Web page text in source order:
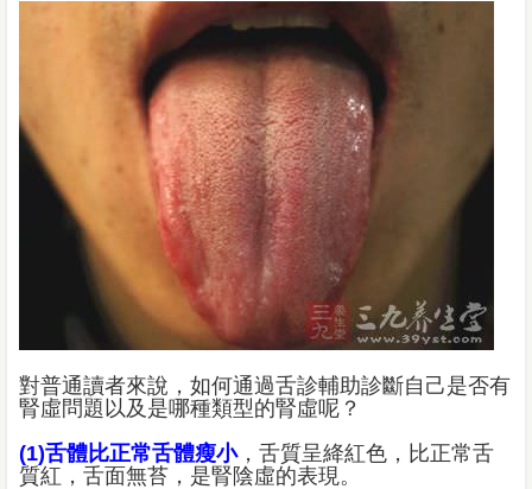
對普通讀者來說，如何通過舌診輔助診斷自己是否有
腎虛問題以及是哪種類型的腎虛呢？
(1)舌體比正常舌體瘦小，舌質呈絳紅色，比正常舌
質紅，舌面無苔，是腎陰虛的表現。